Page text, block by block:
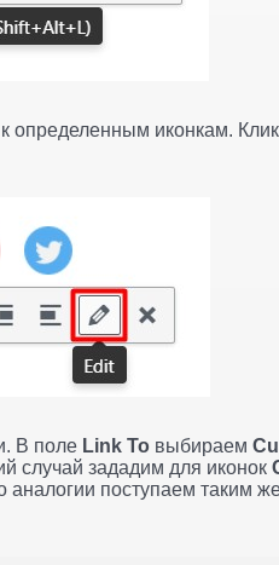
определенным иконкам.
В поле Link To выбираем
случай зададим для иконок
аналогии поступаем таким